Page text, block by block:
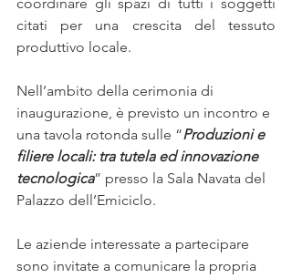
citati per una crescita del tessuto
produttivo locale.
Nell’ambito della cerimonia di
inaugurazione, è previsto un incontro e
una tavola rotonda sulle “Produzioni e
filiere locali: tra tutela ed innovazione
tecnologica” presso la Sala Navata del
Palazzo dell’Emiciclo.
Le aziende interessate a partecipare
sono invitate a comunicare la propria